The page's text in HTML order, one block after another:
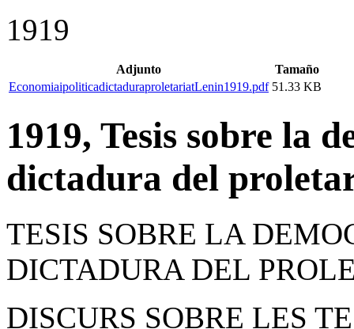
1919
Adjunto
Tamaño
EconomiaipoliticadictaduraproletariatLenin1919.pdf 51.33 KB
1919, Tesis sobre la
dictadura del
TESIS SOBRE LA
DICTADURA DEL
DISCURS SOBRE LES